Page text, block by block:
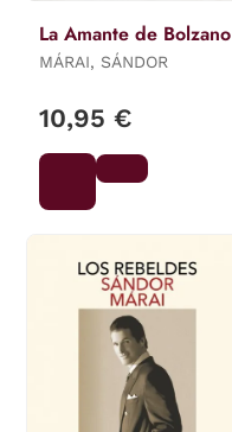
La Amante de Bolzano
MÁRAI, SÁNDOR
10,95 €